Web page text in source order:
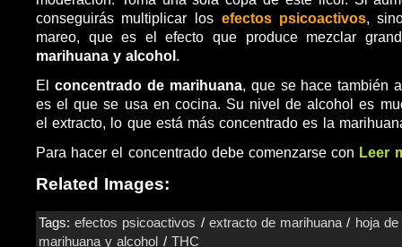
conseguirás multiplicar los efectos psicoactivos,
mareo, que es el efecto que produce mezclar
marihuana y alcohol.
El concentrado de marihuana, que se hace también
es el que se usa en cocina. Su nivel de alcohol es
el extracto, lo que está más concentrado es la
Para hacer el concentrado debe comenzarse con Leer
Related Images:
Tags:efectos psicoactivos / extracto de marihuana / hoja
marihuana y alcohol / THC